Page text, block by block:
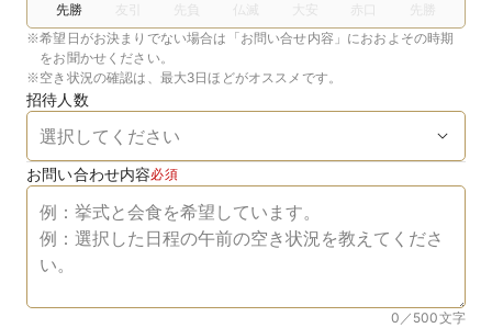
先勝 友引 先負 仏滅 大安
※希望日がお決まりでない場合は「お問い合せ内容」におおよその時期
をお聞かせください。
※空き状況の確認は、最大3日ほどがオススメです。
招待人数
お問い合わせ内容必須
0／500文字